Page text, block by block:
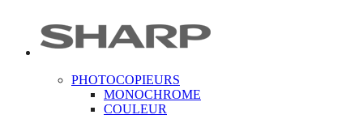
PHOTOCOPIEURS
MONOCHROME
COULEUR